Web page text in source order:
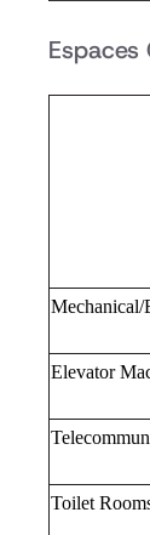
Espaces
Mechanical/
Elevator
Toilet